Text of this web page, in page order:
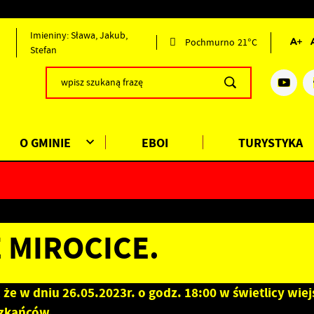
Imieniny: Sława, Jakub,
Stefan
Pochmurno 21°C
O GMINIE EBOI TURYSTYKA
w dniu 26.05.2023r. o godz. 18:00 w świetlicy